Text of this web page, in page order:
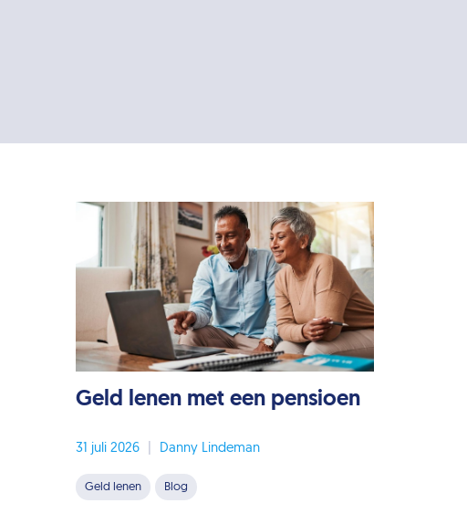
Geld lenen met een pensioen
31 juli 2026 Danny Lindeman
Geld lenen Blog